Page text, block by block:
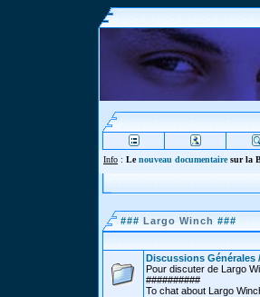
Info : Lenouveau documentairesur la
### Largo Winch ###
Discussions Générales
Pour discuter de Largo
##########
To chat about Largo